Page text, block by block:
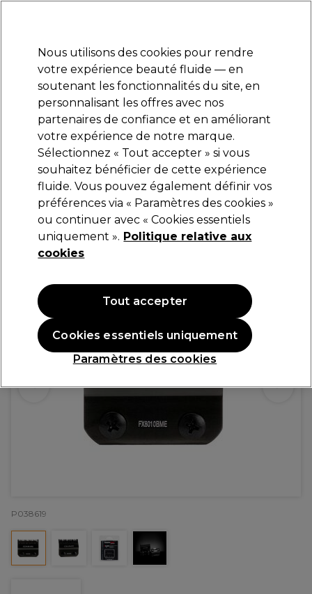
Se connecter
Marques Bons plans Coiffure Electro et Matériel
Livraison et délais
lire la suite
BaByliss PRO
BaByliss PRO Tête de Coupe 45mm FX825E
)
53,29 €
P038619
Nous utilisons des cookies pour rendre
votre expérience beauté fluide — en
soutenant les fonctionnalités du site, en
personnalisant les offres avec nos
partenaires de confiance et en améliorant
votre expérience de notre marque.
Sélectionnez « Tout accepter » si vous
souhaitez bénéficier de cette expérience
fluide. Vous pouvez également définir vos
préférences via « Paramètres des cookies »
ou continuer avec « Cookies essentiels
uniquement ». Politique relative aux
cookies
Paramètres des cookies
Cookies essentiels uniquement
Tout accepter